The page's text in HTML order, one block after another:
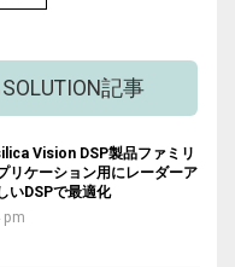
記事
Vision DSP製品ファミリ
ケーション用にレーダーア
いDSPで最適化
pm